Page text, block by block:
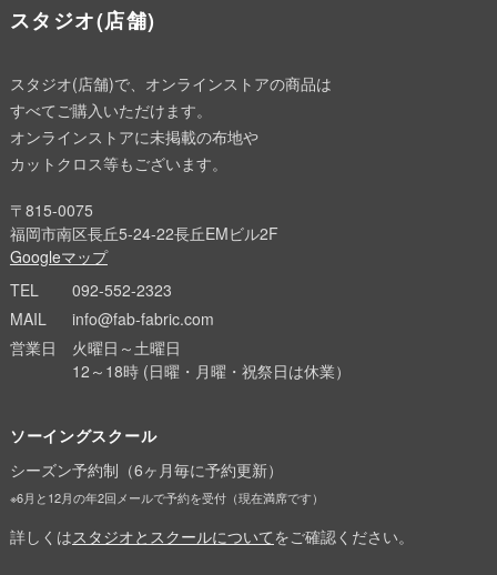
スタジオ(店舗)
スタジオ(店舗)で、オンラインストアの商品は
すべてご購入いただけます。
オンラインストアに未掲載の布地や
カットクロス等もございます。
〒815-0075
福岡市南区長丘5-24-22長丘EMビル2F
Googleマップ
TEL
092-552-2323
MAIL
info@fab-fabric.com
営業日
火曜日～土曜日
12～18時 (日曜・月曜・祝祭日は休業）
ソーイングスクール
シーズン予約制（6ヶ月毎に予約更新）
※6月と12月の年2回メールで予約を受付（現在満席です）
詳しくはスタジオとスクールについてをご確認ください。